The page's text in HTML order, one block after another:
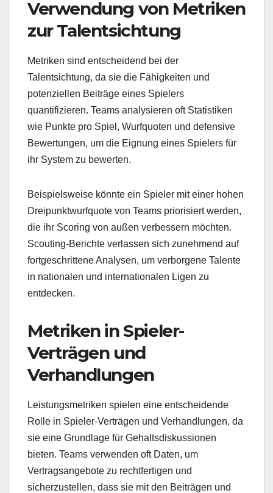
Verwendung von Metriken
zur Talentsichtung
Metriken sind entscheidend bei der
Talentsichtung, da sie die Fähigkeiten und
potenziellen Beiträge eines Spielers
quantifizieren. Teams analysieren oft Statistiken
wie Punkte pro Spiel, Wurfquoten und defensive
Bewertungen, um die Eignung eines Spielers für
ihr System zu bewerten.
Beispielsweise könnte ein Spieler mit einer hohen
Dreipunktwurfquote von Teams priorisiert werden,
die ihr Scoring von außen verbessern möchten.
Scouting-Berichte verlassen sich zunehmend auf
fortgeschrittene Analysen, um verborgene Talente
in nationalen und internationalen Ligen zu
entdecken.
Metriken in Spieler-
Verträgen und
Verhandlungen
Leistungsmetriken spielen eine entscheidende
Rolle in Spieler-Verträgen und Verhandlungen, da
sie eine Grundlage für Gehaltsdiskussionen
bieten. Teams verwenden oft Daten, um
Vertragsangebote zu rechtfertigen und
sicherzustellen, dass sie mit den Beiträgen und